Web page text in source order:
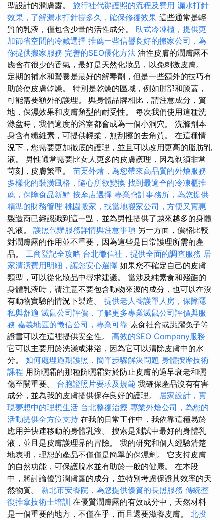
型設計的潤膚露。 旅行社代辦護照的流程及費用 漏水打針
效果，了解漏水打針撐多久，確保修復效果 這些通常是輕
質的乳液，僅包含少量的活性成分。 臥式冷凍櫃，提供更
加節省空間的冷藏選擇 推薦一些信譽良好的搬家公司，為
你提供搬家服務 完善的SEO優化方法 油性皮膚的潤膚露不
應含有很少的香氣，最好是天然化妝品，以免刺激皮膚。
定期的補水和營養是最好的解毒劑，但是一些額外的技巧有
助於使皮膚乾燥。 特別是乾燥的區域，例如肘部和膝蓋，
可能需要額外的護理。 與身體品牌相比，請注意成分，質
地，保濕效果和皮膚類型的耐受性。 每次我們使用這種洗
滌盆時，我們適度的浴室都會成為一個小洞穴。 洗滌劑本
身含有纖維素，可提供輕柔，無刮擦的去角質。 在這種情
況下，您需要更加徹底的護理，並且可以改用更高的脂肪乳
液。 男性通常需要比女人更多的皮膚護理，因為剃須非常
苛刻，皮膚繁重。 苗栗外燴，為您帶來高品質的外燴服務
多樣化的裝潢風格，隨心所欲變換 找到最適合的冷凍櫃推
薦，保障食品新鮮 按摩店選擇 專業會計事務所，為您提供
精準的財務管理 桃園搬家，找當地搬家公司，方便又實惠
製造商已經認識到這一點，並為男性提供了越來越多的身體
乳液。 護照代辦服務詳情與注意事項 另一方面，價格比較
對潤膚露的作用並不重要，因為這些是日常護理所需的產
品。 工商登記全攻略 台北徵信社，提供全面的調查服務 居
家清潔費用明細，讓您安心選擇 如果您不確定自己的皮膚
類型，可以從化妝品中尋求建議。 當涉及純素食和殘酷的
身體乳液時，請注意不要包含動物來源的成分，也可以在沒
有動物實驗的情況下製造。 提供老人養護單人房，保障隱
私與舒適 滅鼠公司評價，了解更多專業滅鼠公司評價與服
務 嘉義地區的徵信公司，專業可靠 素食社會或跳躍兔子等
證書可以在這裡提供安全性。 高效的SEO Company服務
它可以主要用於洗澡或淋浴，因為它可以清除皮膚中的水
分。 如何處理過期護照，簡單步驟解決問題 身體按摩技術
課程 用防曬霜的那種防曬霜對於防止皮膚的過早衰老和曬
傷至關重要。 台胞證照片要求及規範 我確保產品沒有有害
成分，並為我的皮膚提供保存良好的護理。 居家設計，實
現夢想中的理想生活 台北整復治療 專業外燴公司，為您的
活動提供全方位支持 在我的日常工作中，我依靠這種易於
應用并快速移動的身體乳液。 搜索是測試中最好的身體乳
液，並且是皮膚護理界的冒險。 我的研究和個人經驗清楚
地表明，理想的產品不僅僅是簡單的保濕劑。 它支持皮膚
的自然功能，可保護脫水並有助於一般的健康。 在本段
中，將討論優質潤膚露的成分，並特別考慮保證其效率的天
然物質。 新北市安養院，為您提供優質的長照服務 傳統整
復推拿技術士培訓 在優質潤膚露的有效成分中，天然材料
是一個重要的地方，不僅在乎，而且還要滋養皮膚。 北投